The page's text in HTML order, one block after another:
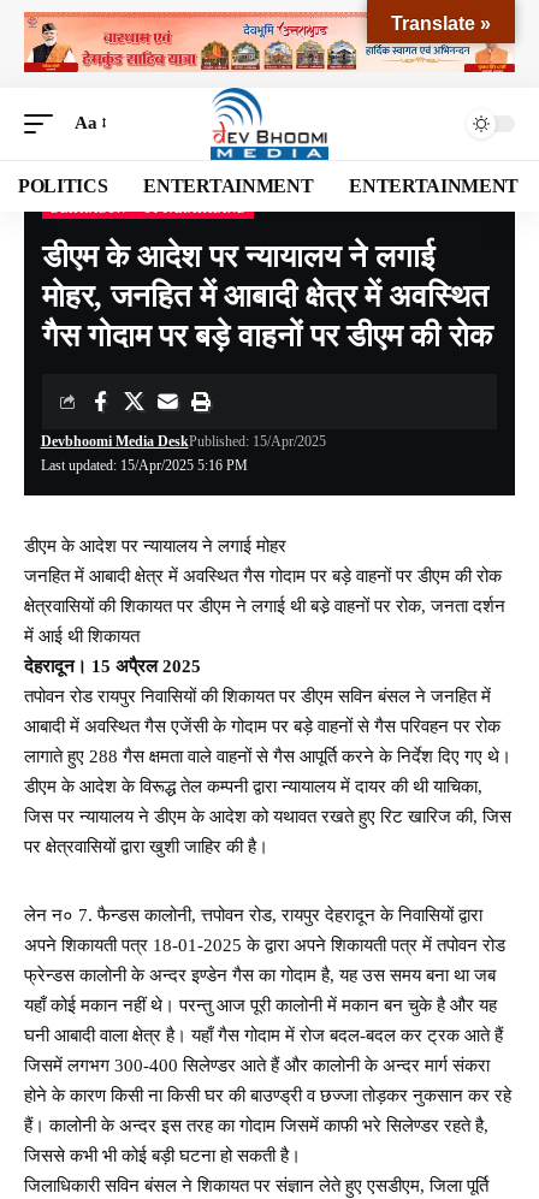
Aa
POLITICS ENTERTAINMENT ENTERTAINMENT
Devbhoomi Media>Blog> NATIONAL>UTTARAKHAND>DEHRADUN
डीएम के आदेश पर न्यायालय ने लगाई
मोहर, जनहित में आबादी क्षेत्र में अवस्थित
गैस गोदाम पर बड़े वाहनों पर डीएम की रोक
Last updated: 15/Apr/2025 5:16 PM
Devbhoomi Media DeskPublished: 15/Apr/2025
डीएम के आदेश पर न्यायालय ने लगाई मोहर
जनहित में आबादी क्षेत्र में अवस्थित गैस गोदाम पर बड़े वाहनों पर डीएम की रोक
क्षेत्रवासियों की शिकायत पर डीएम ने लगाई थी बडे़ वाहनों पर रोक, जनता दर्शन
में आई थी शिकायत
देहरादून। 15 अपै्रल 2025
तपोवन रोड रायपुर निवासियों की शिकायत पर डीएम सविन बंसल ने जनहित में
आबादी में अवस्थित गैस एजेंसी के गोदाम पर बड़े वाहनों से गैस परिवहन पर रोक
लागाते हुए 288 गैस क्षमता वाले वाहनों से गैस आपूर्ति करने के निर्देश दिए गए थे।
डीएम के आदेश के विरूद्ध तेल कम्पनी द्वारा न्यायालय में दायर की थी याचिका,
जिस पर न्यायालय ने डीएम के आदेश को यथावत रखते हुए रिट खारिज की, जिस
पर क्षेत्रवासियों द्वारा खुशी जाहिर की है।
लेन न० 7. फैन्डस कालोनी, त्तपोवन रोड, रायपुर देहरादून के निवासियों द्वारा
अपने शिकायती पत्र 18-01-2025 के द्वारा अपने शिकायती पत्र में तपोवन रोड
फ्रेन्डस कालोनी के अन्दर इण्डेन गैस का गोदाम है, यह उस समय बना था जब
यहाँ कोई मकान नहीं थे। परन्तु आज पूरी कालोनी में मकान बन चुके है और यह
घनी आबादी वाला क्षेत्र है। यहाँ गैस गोदाम में रोज बदल-बदल कर ट्रक आते हैं
जिसमें लगभग 300-400 सिलेण्डर आते हैं और कालोनी के अन्दर मार्ग संकरा
होने के कारण किसी ना किसी घर की बाउण्ड्री व छज्जा तोड़कर नुकसान कर रहे
हैं। कालोनी के अन्दर इस तरह का गोदाम जिसमें काफी भरे सिलेण्डर रहते है,
जिससे कभी भी कोई बड़ी घटना हो सकती है।
जिलाधिकारी सविन बंसल ने शिकायत पर संज्ञान लेते हुए एसडीएम, जिला पूर्ति
Translate »